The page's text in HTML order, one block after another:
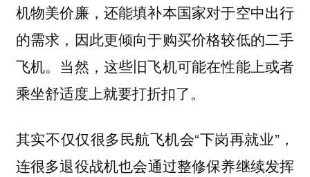
机物美价廉，还能填补本国家对于空中出行
的需求，因此更倾向于购买价格较低的二手
飞机。当然，这些旧飞机可能在性能上或者
乘坐舒适度上就要打折扣了。
其实不仅仅很多民航飞机会“下岗再就业”，
连很多退役战机也会通过整修保养继续发挥